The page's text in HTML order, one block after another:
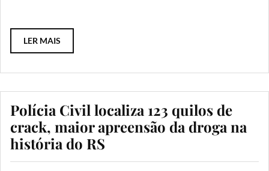
LER MAIS
Polícia Civil localiza 123 quilos de
crack, maior apreensão da droga na
história do RS